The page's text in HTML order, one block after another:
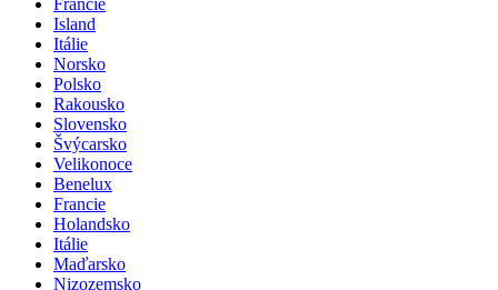
Francie
Island
Itálie
Norsko
Polsko
Rakousko
Slovensko
Švýcarsko
Velikonoce
Benelux
Francie
Holandsko
Itálie
Maďarsko
Nizozemsko